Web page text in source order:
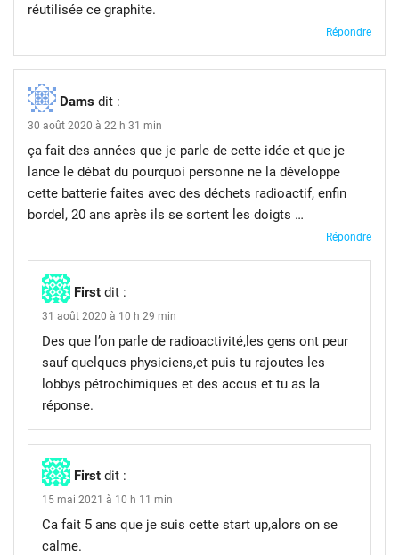
réutilisée ce graphite.
Répondre
Dams dit :
30 août 2020 à 22 h 31 min
ça fait des années que je parle de cette idée et que je
lance le débat du pourquoi personne ne la développe
cette batterie faites avec des déchets radioactif, enfin
bordel, 20 ans après ils se sortent les doigts …
Répondre
First dit :
31 août 2020 à 10 h 29 min
Des que l’on parle de radioactivité,les gens ont peur
sauf quelques physiciens,et puis tu rajoutes les
lobbys pétrochimiques et des accus et tu as la
réponse.
First dit :
15 mai 2021 à 10 h 11 min
Ca fait 5 ans que je suis cette start up,alors on se
calme.